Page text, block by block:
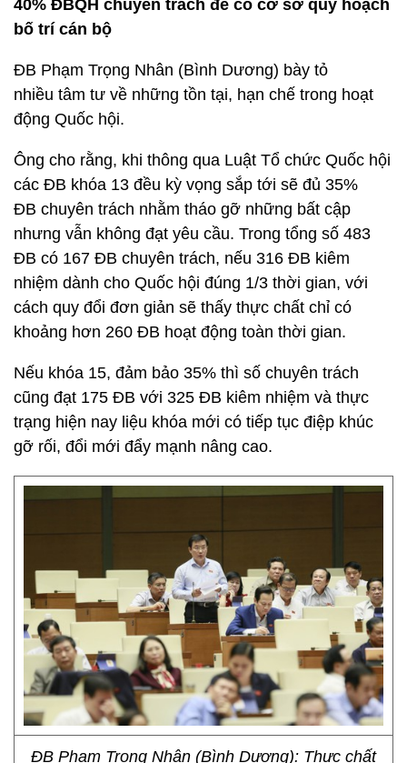
40% ĐBQH chuyên trách để có cơ sở quy hoạch
bố trí cán bộ
ĐB Phạm Trọng Nhân (Bình Dương) bày tỏ
nhiều tâm tư về những tồn tại, hạn chế trong hoạt
động Quốc hội.
Ông cho rằng, khi thông qua Luật Tổ chức Quốc hội
các ĐB khóa 13 đều kỳ vọng sắp tới sẽ đủ 35%
ĐB chuyên trách nhằm tháo gỡ những bất cập
nhưng vẫn không đạt yêu cầu. Trong tổng số 483
ĐB có 167 ĐB chuyên trách, nếu 316 ĐB kiêm
nhiệm dành cho Quốc hội đúng 1/3 thời gian, với
cách quy đổi đơn giản sẽ thấy thực chất chỉ có
khoảng hơn 260 ĐB hoạt động toàn thời gian.
Nếu khóa 15, đảm bảo 35% thì số chuyên trách
cũng đạt 175 ĐB với 325 ĐB kiêm nhiệm và thực
trạng hiện nay liệu khóa mới có tiếp tục điệp khúc
gỡ rối, đổi mới đẩy mạnh nâng cao.
ĐB Phạm Trọng Nhân (Bình Dương): Thực chất